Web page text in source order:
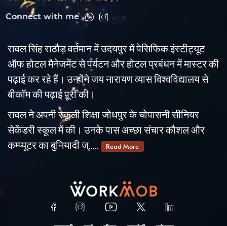
Connect with me
रावल सिंह राठौड़ वर्तमान में उदयपुर में पेसिफिक इंस्टीट्यूट
ऑफ होटल मैनेजमेंट से पर्यटन और होटल प्रबंधन में मास्टर की
पढ़ाई कर रहे हैं। उन्होंने जय नारायण व्यास विश्वविद्यालय से
बीकॉम की पढ़ाई पूरी की।
रावल ने अपनी स्कूली शिक्षा जोधपुर के चोपासनी सीनियर
सेकेंडरी स्कूल में की। उनके पास अच्छा संचार कौशल और
कम्प्यूटर का बुनियादी ज्.....
Read More